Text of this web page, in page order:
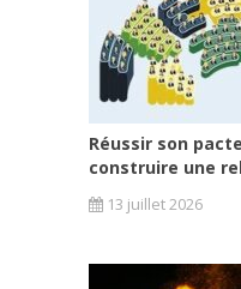
Réussir son
construire une
13 juillet 2026